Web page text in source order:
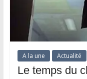
A la une Actualité
Le temps du